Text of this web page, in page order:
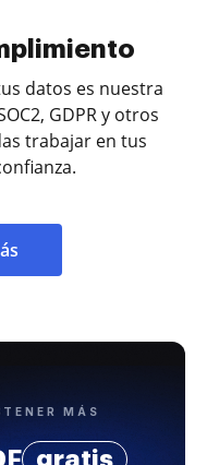
datos es nuestra
GDPR y otros
trabajar en tus
MÁS
gratis